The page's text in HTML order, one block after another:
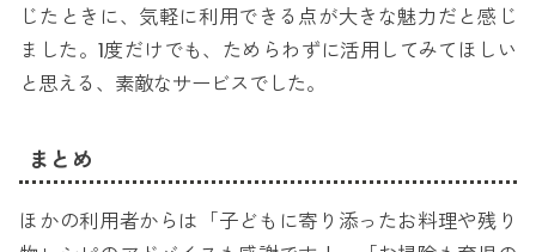
じたときに、気軽に利用できる点が大きな魅力だと感じ
ました。1度だけでも、ためらわずに活用してみてほしい
と思える、素敵なサービスでした。
まとめ
ほかの利用者からは「子どもに寄り添ったお料理や残り